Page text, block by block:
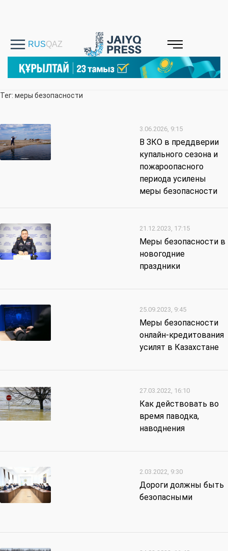
Тег: меры безопасности
3.06.2026, 9:15
В ЗКО в преддверии
купального сезона и
пожароопасного
периода усилены
меры безопасности
21.12.2023, 17:15
Меры безопасности в
новогодние
праздники
25.09.2023, 9:45
Меры безопасности
онлайн-кредитования
усилят в Казахстане
27.03.2022, 16:10
Как действовать во
время паводка,
наводнения
2.03.2022, 9:30
Дороги должны быть
безопасными